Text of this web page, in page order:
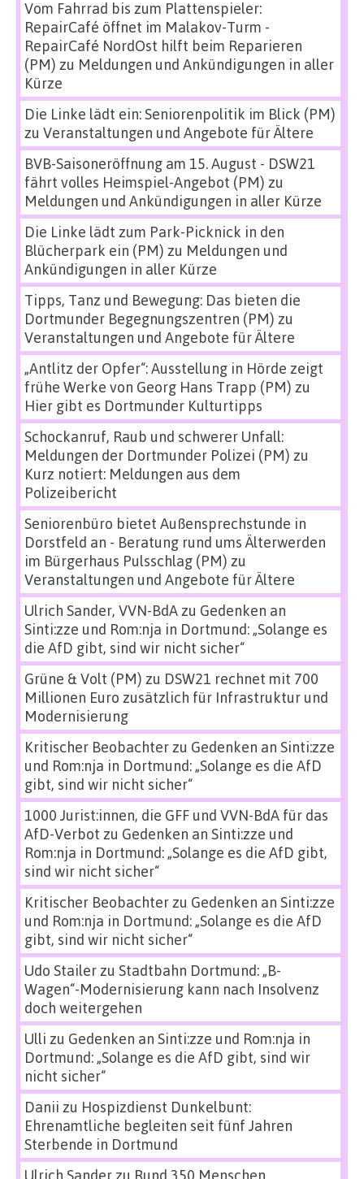
Vom Fahrrad bis zum Plattenspieler:
RepairCafé öffnet im Malakov-Turm -
RepairCafé NordOst hilft beim Reparieren
(PM) zu Meldungen und Ankündigungen in aller
Kürze
Die Linke lädt ein: Seniorenpolitik im Blick (PM)
zu Veranstaltungen und Angebote für Ältere
BVB-Saisoneröffnung am 15. August - DSW21
fährt volles Heimspiel-Angebot (PM) zu
Meldungen und Ankündigungen in aller Kürze
Die Linke lädt zum Park-Picknick in den
Blücherpark ein (PM) zu Meldungen und
Ankündigungen in aller Kürze
Tipps, Tanz und Bewegung: Das bieten die
Dortmunder Begegnungszentren (PM) zu
Veranstaltungen und Angebote für Ältere
„Antlitz der Opfer“: Ausstellung in Hörde zeigt
frühe Werke von Georg Hans Trapp (PM) zu
Hier gibt es Dortmunder Kulturtipps
Schockanruf, Raub und schwerer Unfall:
Meldungen der Dortmunder Polizei (PM) zu
Kurz notiert: Meldungen aus dem
Polizeibericht
Seniorenbüro bietet Außensprechstunde in
Dorstfeld an - Beratung rund ums Älterwerden
im Bürgerhaus Pulsschlag (PM) zu
Veranstaltungen und Angebote für Ältere
Ulrich Sander, VVN-BdAzu Gedenken an
Sinti:zze und Rom:nja in Dortmund: „Solange es
die AfD gibt, sind wir nicht sicher“
Grüne & Volt (PM) zu DSW21 rechnet mit 700
Millionen Euro zusätzlich für Infrastruktur und
Modernisierung
Kritischer Beobachterzu Gedenken an Sinti:zze
und Rom:nja in Dortmund: „Solange es die AfD
gibt, sind wir nicht sicher“
1000 Jurist:innen, die GFF und VVN-BdA für das
AfD-Verbot zu Gedenken an Sinti:zze und
Rom:nja in Dortmund: „Solange es die AfD gibt,
sind wir nicht sicher“
Kritischer Beobachterzu Gedenken an Sinti:zze
und Rom:nja in Dortmund: „Solange es die AfD
gibt, sind wir nicht sicher“
Udo Stailerzu Stadtbahn Dortmund: „B-
Wagen“-Modernisierung kann nach Insolvenz
doch weitergehen
Ulli zu Gedenken an Sinti:zze und Rom:nja in
Dortmund: „Solange es die AfD gibt, sind wir
nicht sicher“
Danii zu Hospizdienst Dunkelbunt:
Ehrenamtliche begleiten seit fünf Jahren
Sterbende in Dortmund
Ulrich Sander zu Rund 350 Menschen